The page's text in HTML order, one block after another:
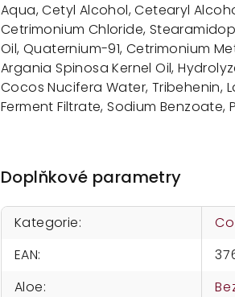
Aqua, Cetyl Alcohol, Cetearyl
Cetrimonium Chloride,
Oil, Quaternium-91, Cetrimonium
Argania Spinosa Kernel Oil,
Cocos Nucifera Water, Tribehenin,
Ferment Filtrate, Sodium
Doplňkové parametry
Kategorie:
EAN:
Aloe: